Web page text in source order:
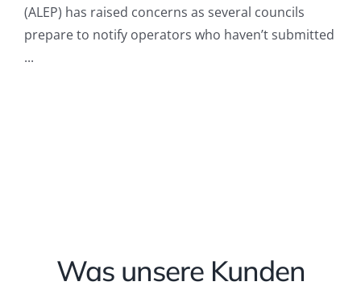
(ALEP) has raised concerns as several councils
prepare to notify operators who haven’t submitted
...
Was unsere Kunden